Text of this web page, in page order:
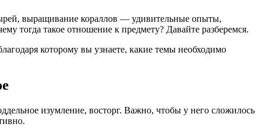
выращивание кораллов — удивительные опыты,
тогда такое отношение к предмету? Давайте разберемся.
которому вы узнаете, какие темы необходимо
изумление, восторг. Важно, чтобы у него сложилось